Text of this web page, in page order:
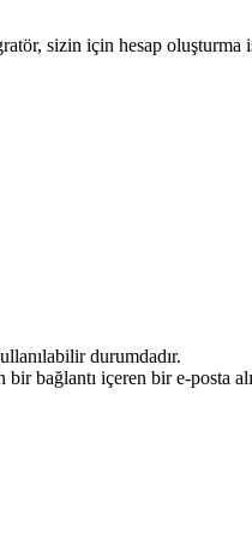
sizin için hesap oluşturma
durumdadır.
bir bağlantı içeren bir e-posta